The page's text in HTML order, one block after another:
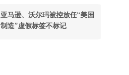
亚马逊、沃尔玛被控放任“美国
制造”虚假标签不标记